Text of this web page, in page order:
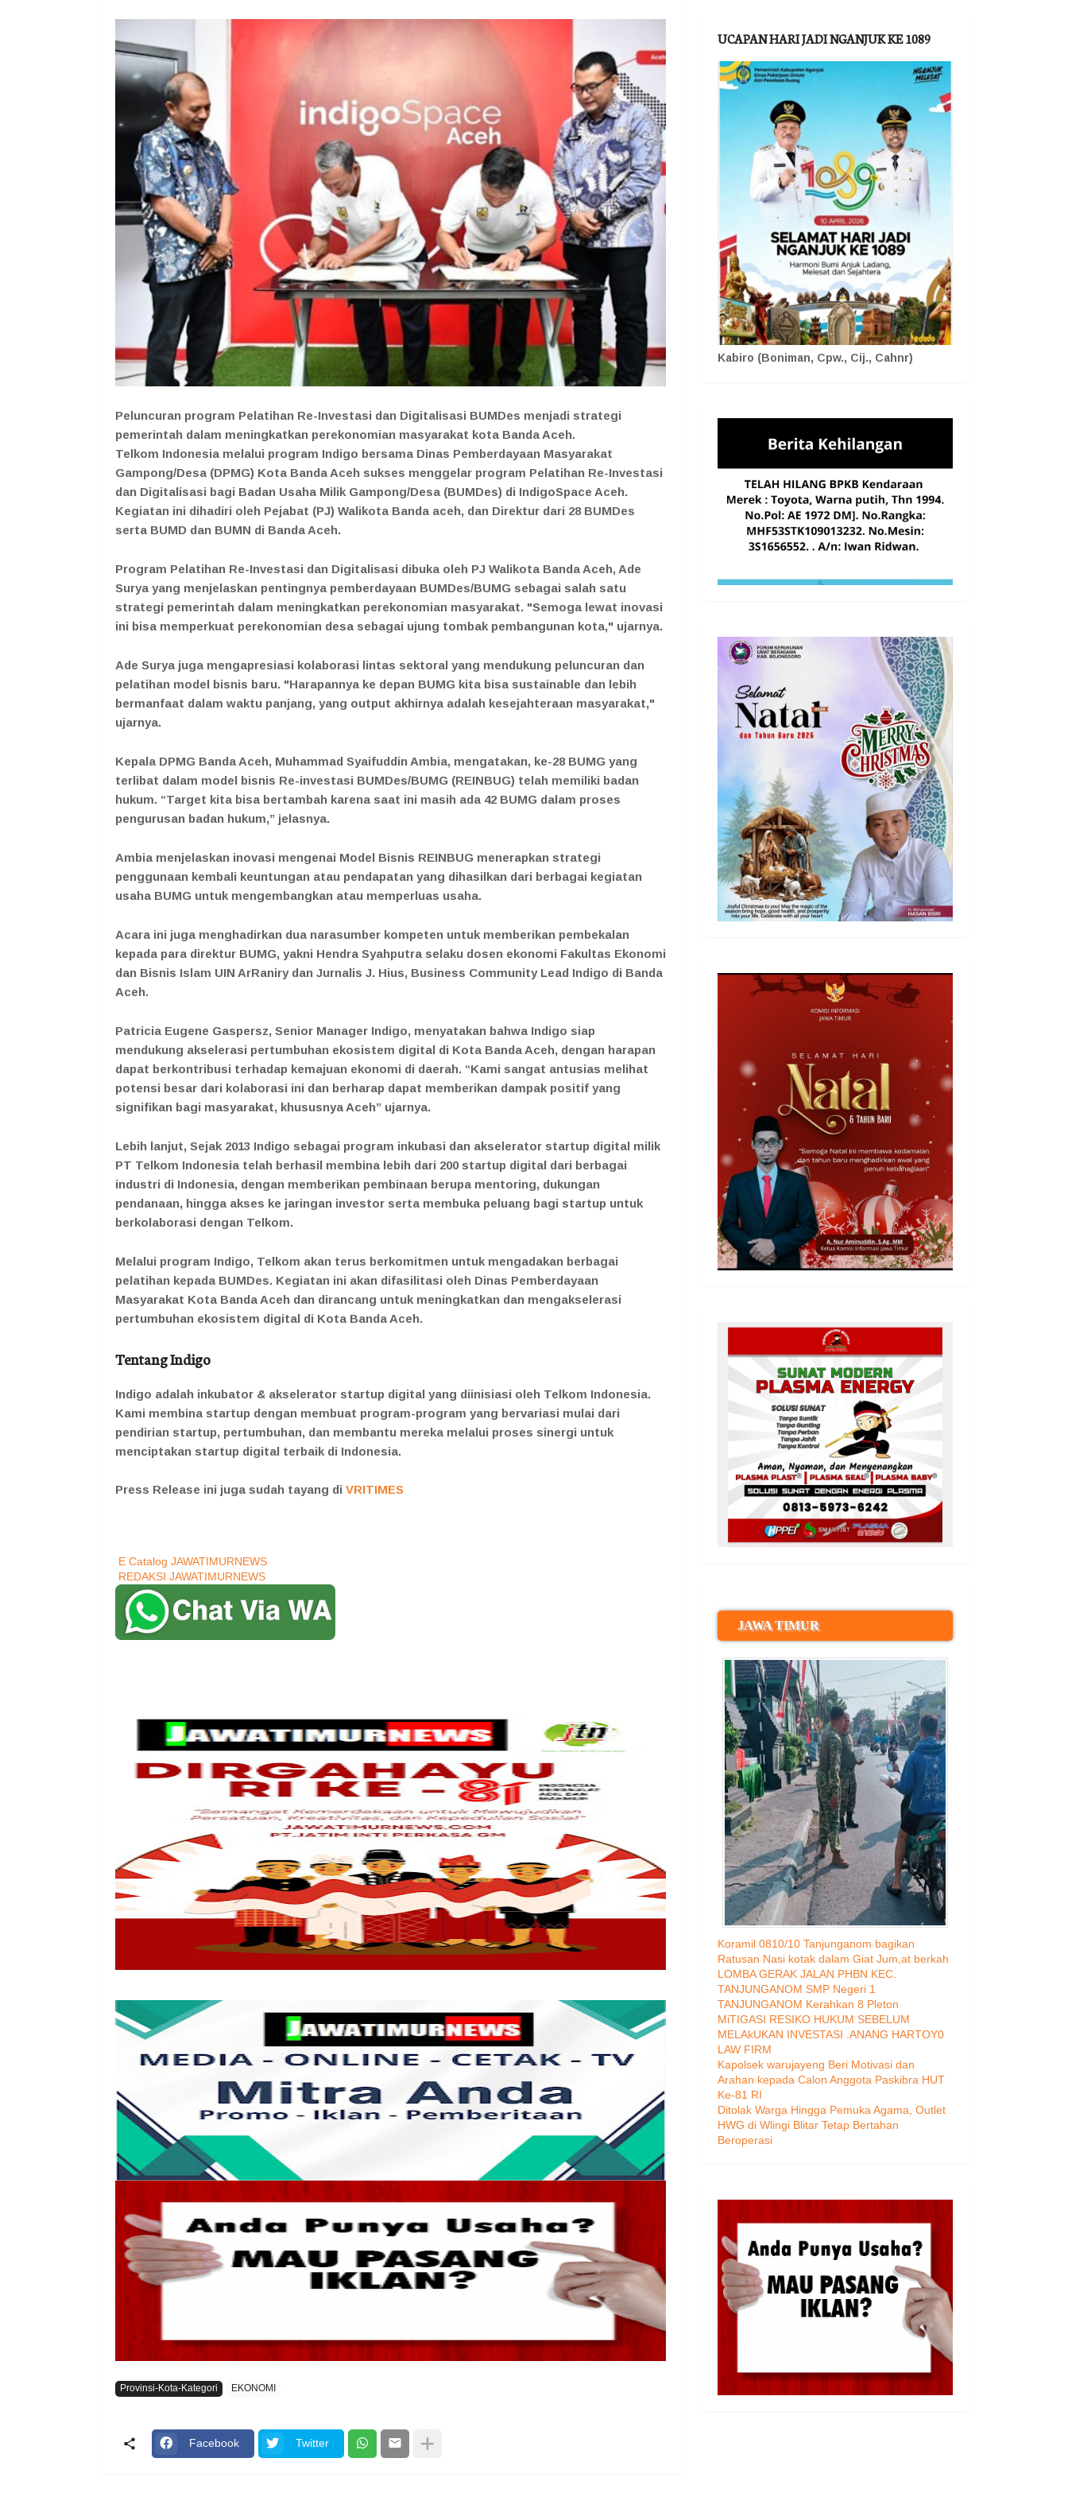
Peluncuran program Pelatihan Re-Investasi dan Digitalisasi BUMDes menjadi strategi
pemerintah dalam meningkatkan perekonomian masyarakat kota Banda Aceh.
Telkom Indonesia melalui program Indigo bersama Dinas Pemberdayaan Masyarakat
Gampong/Desa (DPMG) Kota Banda Aceh sukses menggelar program Pelatihan Re-Investasi
dan Digitalisasi bagi Badan Usaha Milik Gampong/Desa (BUMDes) di IndigoSpace Aceh.
Kegiatan ini dihadiri oleh Pejabat (PJ) Walikota Banda aceh, dan Direktur dari 28 BUMDes
serta BUMD dan BUMN di Banda Aceh.
Program Pelatihan Re-Investasi dan Digitalisasi dibuka oleh PJ Walikota Banda Aceh, Ade
Surya yang menjelaskan pentingnya pemberdayaan BUMDes/BUMG sebagai salah satu
strategi pemerintah dalam meningkatkan perekonomian masyarakat. "Semoga lewat inovasi
ini bisa memperkuat perekonomian desa sebagai ujung tombak pembangunan kota," ujarnya.
Ade Surya juga mengapresiasi kolaborasi lintas sektoral yang mendukung peluncuran dan
pelatihan model bisnis baru. "Harapannya ke depan BUMG kita bisa sustainable dan lebih
bermanfaat dalam waktu panjang, yang output akhirnya adalah kesejahteraan masyarakat,"
ujarnya.
Kepala DPMG Banda Aceh, Muhammad Syaifuddin Ambia, mengatakan, ke-28 BUMG yang
terlibat dalam model bisnis Re-investasi BUMDes/BUMG (REINBUG) telah memiliki badan
hukum. “Target kita bisa bertambah karena saat ini masih ada 42 BUMG dalam proses
pengurusan badan hukum,” jelasnya.
Ambia menjelaskan inovasi mengenai Model Bisnis REINBUG menerapkan strategi
penggunaan kembali keuntungan atau pendapatan yang dihasilkan dari berbagai kegiatan
usaha BUMG untuk mengembangkan atau memperluas usaha.
Acara ini juga menghadirkan dua narasumber kompeten untuk memberikan pembekalan
kepada para direktur BUMG, yakni Hendra Syahputra selaku dosen ekonomi Fakultas Ekonomi
dan Bisnis Islam UIN ArRaniry dan Jurnalis J. Hius, Business Community Lead Indigo di Banda
Aceh.
Patricia Eugene Gaspersz, Senior Manager Indigo, menyatakan bahwa Indigo siap
mendukung akselerasi pertumbuhan ekosistem digital di Kota Banda Aceh, dengan harapan
dapat berkontribusi terhadap kemajuan ekonomi di daerah. “Kami sangat antusias melihat
potensi besar dari kolaborasi ini dan berharap dapat memberikan dampak positif yang
signifikan bagi masyarakat, khususnya Aceh” ujarnya.
Lebih lanjut, Sejak 2013 Indigo sebagai program inkubasi dan akselerator startup digital milik
PT Telkom Indonesia telah berhasil membina lebih dari 200 startup digital dari berbagai
industri di Indonesia, dengan memberikan pembinaan berupa mentoring, dukungan
pendanaan, hingga akses ke jaringan investor serta membuka peluang bagi startup untuk
berkolaborasi dengan Telkom.
Melalui program Indigo, Telkom akan terus berkomitmen untuk mengadakan berbagai
pelatihan kepada BUMDes. Kegiatan ini akan difasilitasi oleh Dinas Pemberdayaan
Masyarakat Kota Banda Aceh dan dirancang untuk meningkatkan dan mengakselerasi
pertumbuhan ekosistem digital di Kota Banda Aceh.
Tentang Indigo
Indigo adalah inkubator & akselerator startup digital yang diinisiasi oleh Telkom Indonesia.
Kami membina startup dengan membuat program-program yang bervariasi mulai dari
pendirian startup, pertumbuhan, dan membantu mereka melalui proses sinergi untuk
menciptakan startup digital terbaik di Indonesia.
Press Release ini juga sudah tayang di VRITIMES
E Catalog JAWATIMURNEWS
REDAKSI JAWATIMURNEWS
Provinsi-Kota-Kategori EKONOMI
Facebook Twitter
UCAPAN HARI JADI NGANJUK KE 1089
Kabiro (Boniman, Cpw., Cij., Cahnr)
JAWA TIMUR
Koramil 0810/10 Tanjunganom bagikan
Ratusan Nasi kotak dalam Giat Jum,at berkah
LOMBA GERAK JALAN PHBN KEC.
TANJUNGANOM SMP Negeri 1
TANJUNGANOM Kerahkan 8 Pleton
MiTIGASI RESIKO HUKUM SEBELUM
MELAkUKAN INVESTASI .ANANG HARTOY0
LAW FIRM
Kapolsek warujayeng Beri Motivasi dan
Arahan kepada Calon Anggota Paskibra HUT
Ke-81 RI
Ditolak Warga Hingga Pemuka Agama, Outlet
HWG di Wlingi Blitar Tetap Bertahan
Beroperasi